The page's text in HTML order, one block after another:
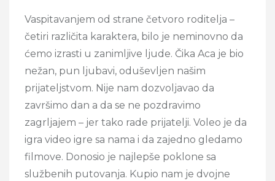
Vaspitavanjem od strane četvoro roditelja –
četiri različita karaktera, bilo je neminovno da
ćemo izrasti u zanimljive ljude. Čika Aca je bio
nežan, pun ljubavi, oduševljen našim
prijateljstvom. Nije nam dozvoljavao da
završimo dan a da se ne pozdravimo
zagrljajem – jer tako rade prijatelji. Voleo je da
igra video igre sa nama i da zajedno gledamo
filmove. Donosio je najlepše poklone sa
službenih putovanja. Kupio nam je dvojne